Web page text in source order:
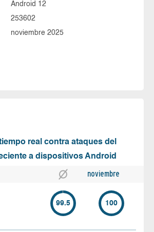
Android 12
253602
noviembre 2025
real contra ataques del
a dispositivos Android
noviembre
99.5 100